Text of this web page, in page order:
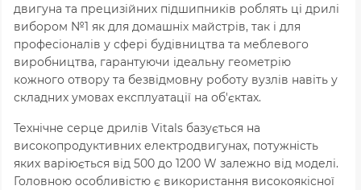
двигуна та прецизійних підшипників роблять ці дрилі
вибором №1 як для домашніх майстрів, так і для
професіоналів у сфері будівництва та меблевого
виробництва, гарантуючи ідеальну геометрію
кожного отвору та безвідмовну роботу вузлів навіть у
складних умовах експлуатації на об'єктах.
Технічне серце дрилів Vitals базується на
високопродуктивних електродвигунах, потужність
яких варіюється від 500 до 1200 W залежно від моделі.
Головною особливістю є використання високоякісної